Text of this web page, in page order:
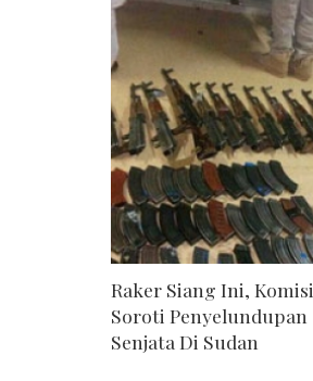
Raker Siang Ini,
Soroti Penyelundupan
Senjata Di Sudan